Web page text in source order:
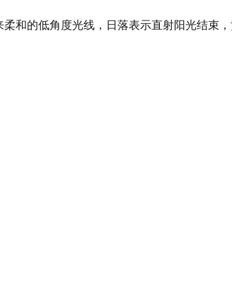
的低角度光线，日落表示直射阳光结束，